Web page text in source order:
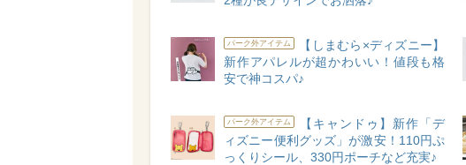
パーク外アイテム
【しまむら×ディズニー】
新作アパレルが超かわいい！値段も格
安で神コスパ♪
パーク外アイテム
【キャンドゥ】新作「デ
ィズニー便利グッズ」が激安！110円ぷ
っくりシール、330円ポーチなど充実♪